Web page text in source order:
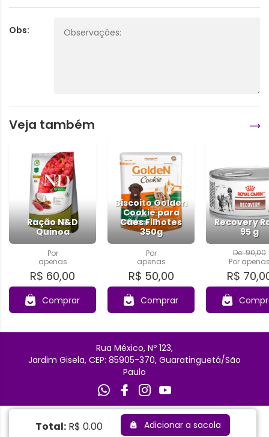
Obs:
Total: R$ 0.00 Adicionar a sacola
Veja também
Ração N&D
Quinoa
Por
apenas
R$ 60,00
Comprar
Biscoito Golden
Cookie para
Cães Filhotes
350g
Por
apenas
R$ 50,00
Comprar
Recovery
95 g
De: 90,00
Por
R$
Rua México, Nº 123,
Jardim Gisela, CEP: 85905-370, Guaratinguetá/São
Paulo